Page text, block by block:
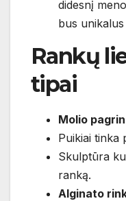
didesnį
bus
Rankų
tipai
Molio
Puikiai tinka
Skulptūra
ranką.
Alginato